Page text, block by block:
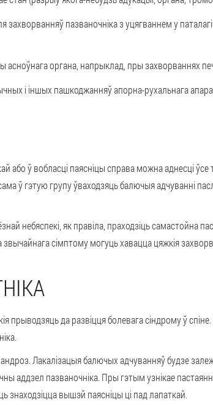
захворванняў пазваночніка з уцягваннем у
органа, напрыклад, пры захворваннях
і іншых пашкоджанняў апорна-рухальнага
або ў вобласці паясніцы справа можна аднесці
ў гэтую групу ўваходзяць балючыя адчуванні
небяспекі, як правіла, праходзіць самастойна
сімптому могуць хавацца цяжкія
прыводзяць да развіцця болевага сіндрому ў спіне.
Лакалізацыя балючых адчуванняў будзе
аддзел пазваночніка. Пры гэтым узнікае
знаходзіцца вышэй паясніцы ці пад лапаткай.